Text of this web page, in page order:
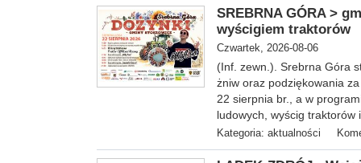
SREBRNA GÓRA >
wyścigiem traktorów
Czwartek, 2026-08-06
(Inf. zewn.). Srebrna Góra
żniw oraz podziękowania
22 sierpnia br., a w
ludowych, wyścig traktorów
Kategoria: aktualności